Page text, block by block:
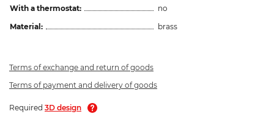
With a thermostat:
no
Material:
brass
Terms of exchange and return of goods
Terms of payment and delivery of goods
Required 3D design